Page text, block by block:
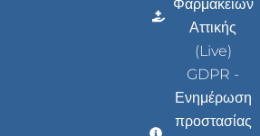
Φαρμακείων
Αττικής
(Live)
GDPR -
Ενημέρωση
προστασίας